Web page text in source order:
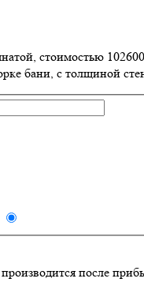
стоимостью
бани, с толщиной
после